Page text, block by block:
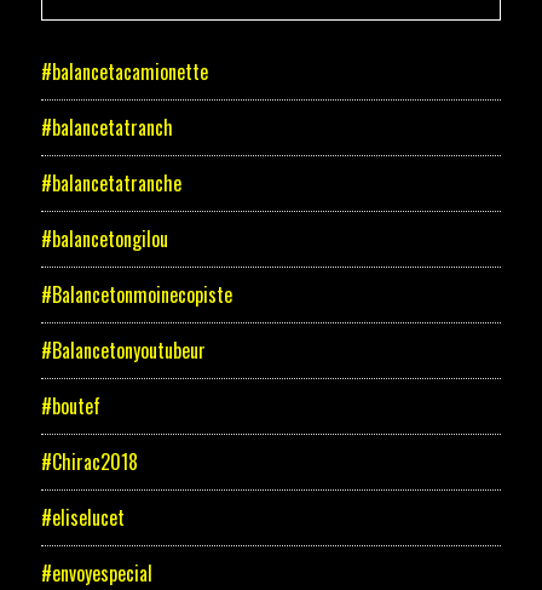
#balancetacamionette
#balancetatranch
#balancetatranche
#balancetongilou
#Balancetonmoinecopiste
#Balancetonyoutubeur
#boutef
#Chirac2018
#eliselucet
#envoyespecial